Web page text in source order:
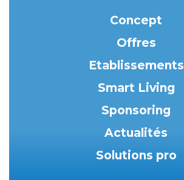
Concept
Offres
Etablissements
Smart Living
Sponsoring
Actualités
Solutions pro